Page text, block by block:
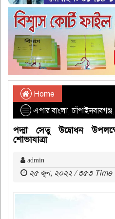
Home
এপার বাংলা,চাঁপাইনবাবগঞ্জ
পদ্মা সেতু উদ্বোধন উপলক্ষে
শোভাযাত্রা
admin
২৫ জুন, ২০২২ / ৩৫৩ Time